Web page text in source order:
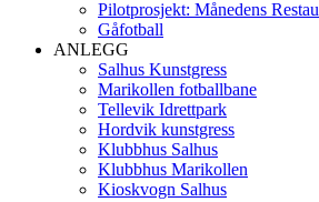
Pilotprosjekt: Månedens
Gåfotball
ANLEGG
Salhus Kunstgress
Marikollen fotballbane
Tellevik Idrettpark
Hordvik kunstgress
Klubbhus Salhus
Klubbhus Marikollen
Kioskvogn Salhus